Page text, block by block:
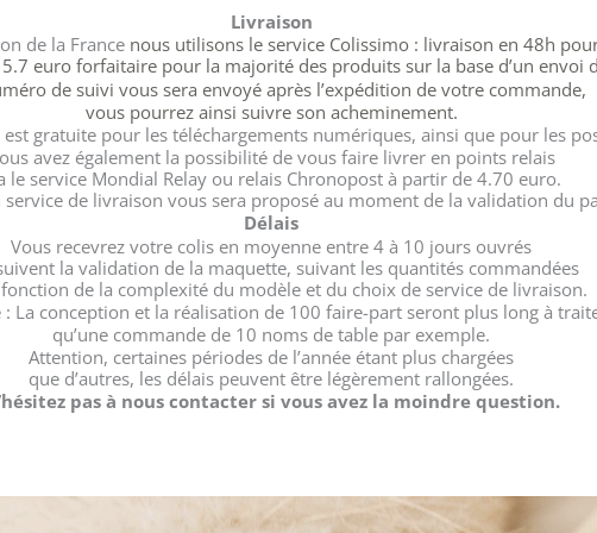
Livraison
de la Francenous utilisons le service Colissimo : livraison en 48h
euro forfaitaire pour la majorité des produits sur la base d’un envoi
de suivi vous sera envoyé après l’expédition de votre commande,
vous pourrez ainsi suivre son acheminement.
gratuite pour les téléchargements numériques, ainsi que pour les
avez également la possibilité de vous faire livrer en points relais
le service Mondial Relay ou relais Chronopostà partir de 4.70 euro.
service de livraison vous sera proposé au moment de la validation du
Délais
Vous recevrez votre colis en moyenne entre 4 à 10 jours ouvrés
la validation de la maquette, suivant les quantités commandées
de la complexité du modèle et du choix de service de livraison.
: La conception et la réalisation de 100 faire-part seront plus long à
qu’une commande de 10 noms de table par exemple.
Attention, certaines périodes de l’année étant plus chargées
que d’autres, les délais peuvent être légèrement rallongées.
pas à nous contacter si vous avez la moindre question.